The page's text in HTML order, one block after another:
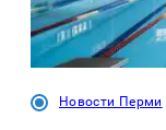
Новости Перми